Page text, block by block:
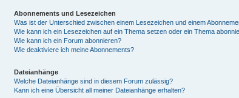
Abonnements und Lesezeichen
Was ist der Unterschied zwischen einem Lesezeichen und einem
Wie kann ich ein Lesezeichen auf ein Thema setzen oder ein Thema
Wie kann ich ein Forum abonnieren?
Wie deaktiviere ich meine Abonnements?
Dateianhänge
Welche Dateianhänge sind in diesem Forum zulässig?
Kann ich eine Übersicht all meiner Dateianhänge erhalten?